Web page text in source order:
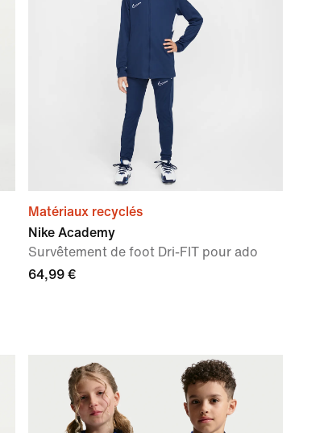
Matériaux recyclés
Nike Academy
Survêtement de foot Dri-FIT pour ado
64,99 €